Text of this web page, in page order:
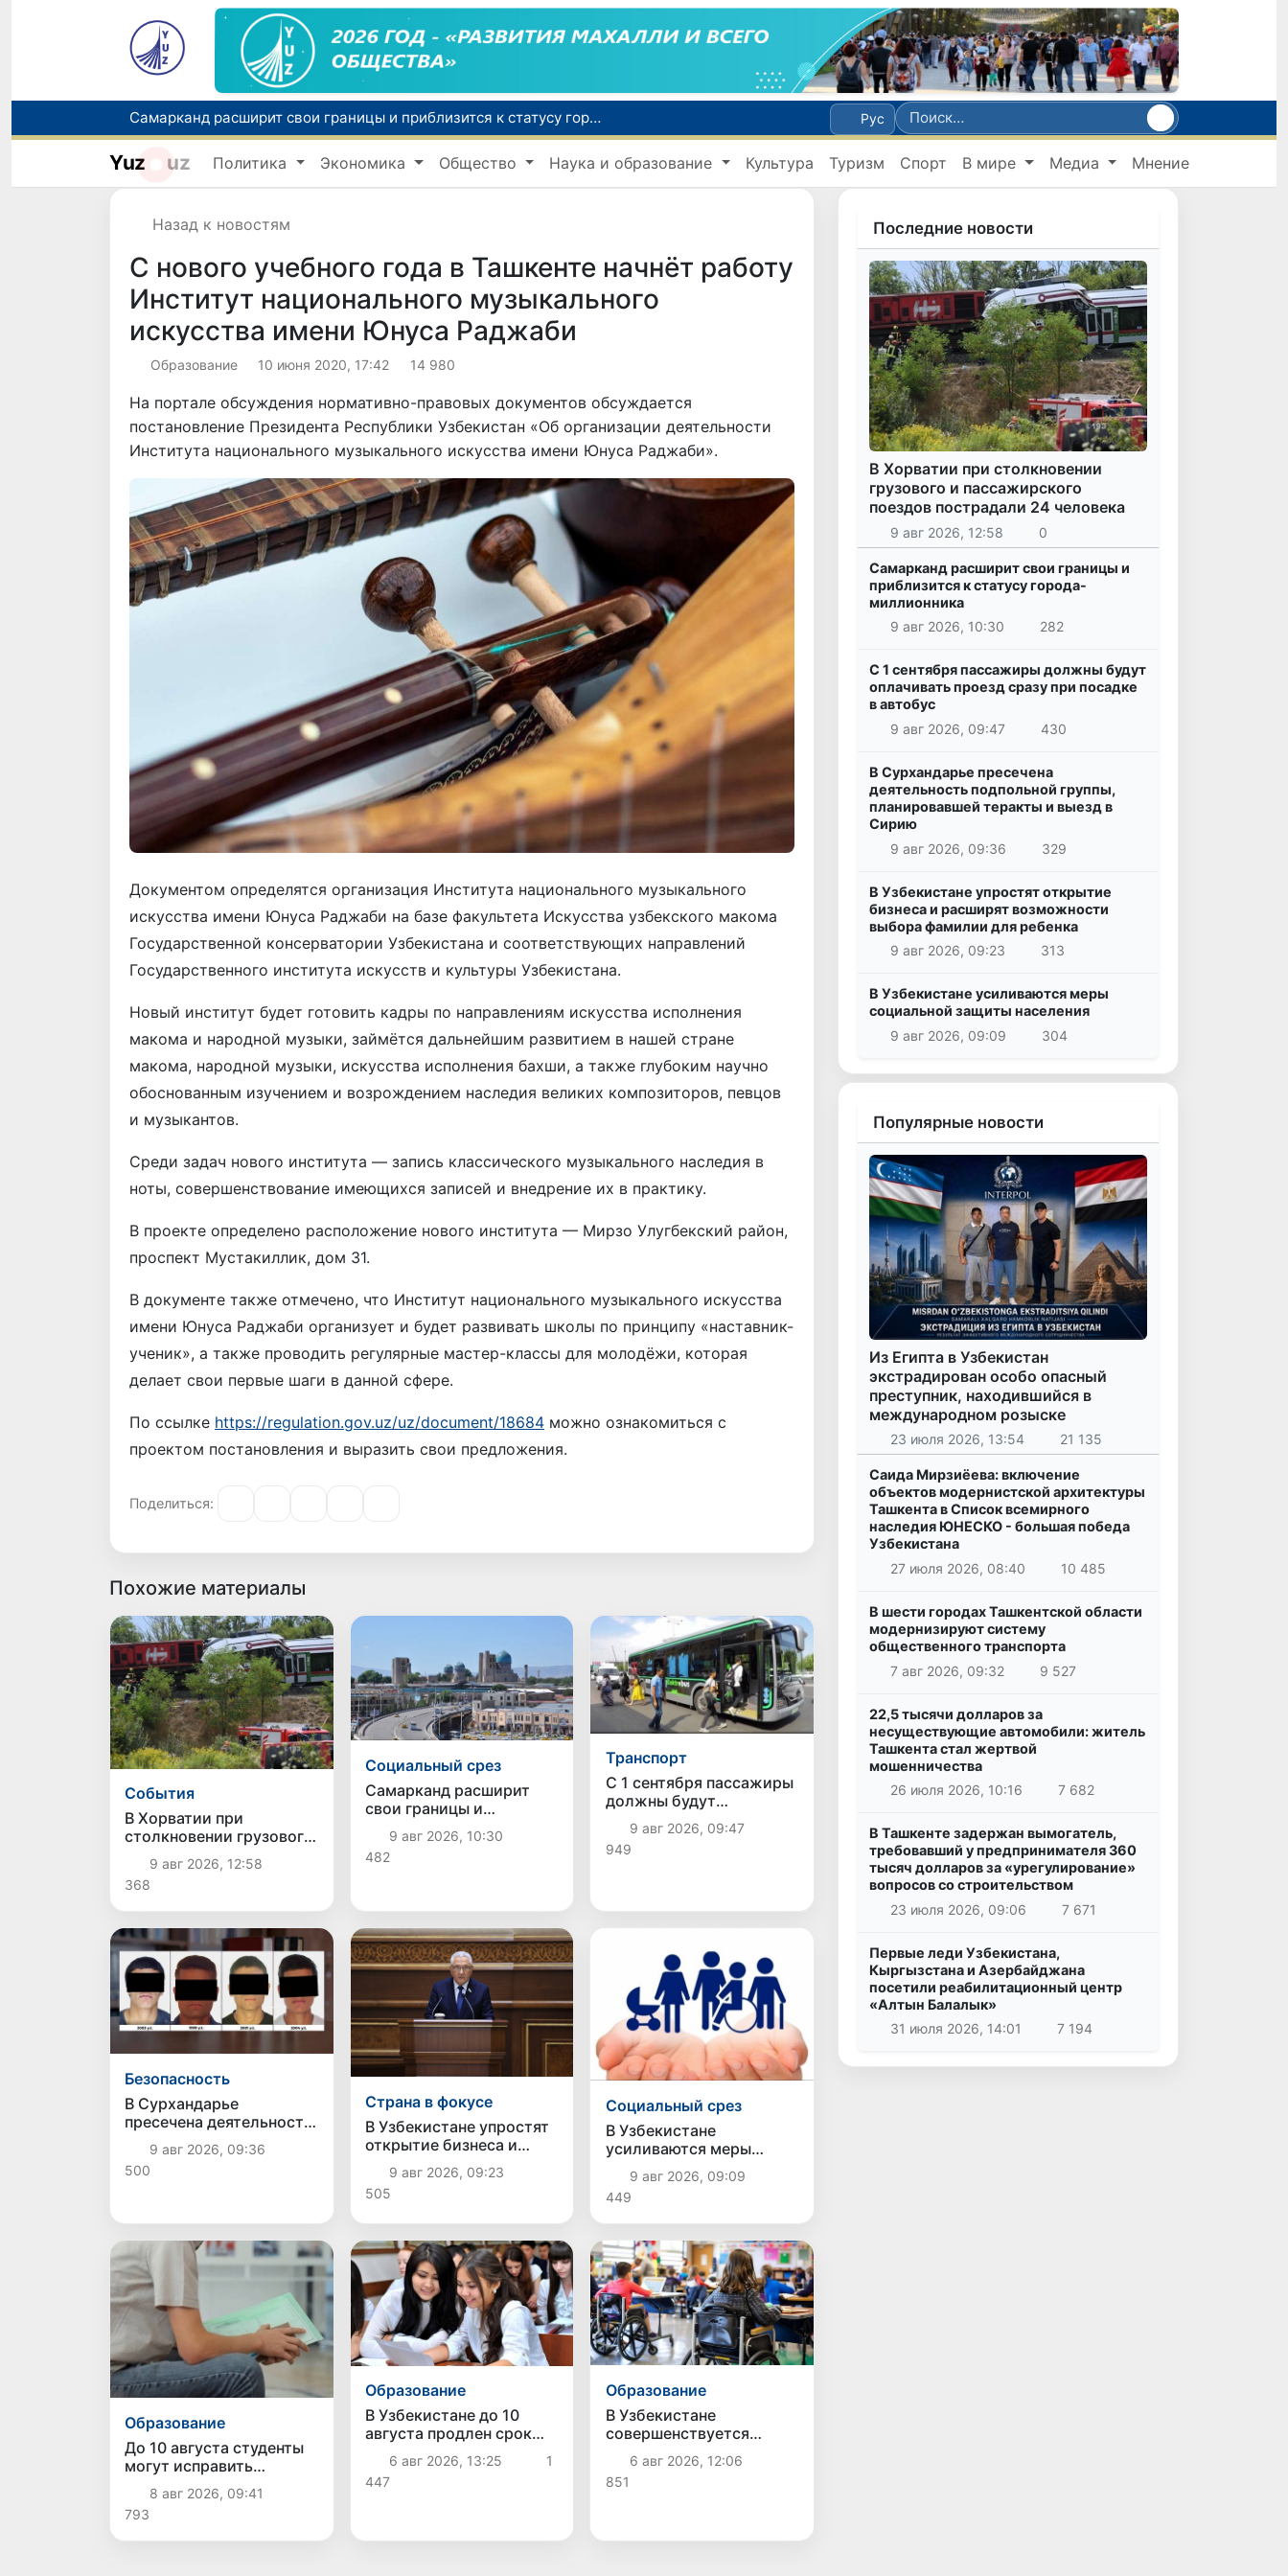
Самарканд расширит свои границы и приблизится к статусу города-миллионника
С 1 сентября пассажиры должны будут оплачивать проезд сразу при посадке в автобус
В Сурхандарье пресечена деятельность подпольной группы, планировавшей теракты и выезд в Сирию
Рус
Yuz uz Политика Экономика Общество Наука и образование Культура Туризм Спорт В мире Медиа Мнение
Назад к новостям
C нового учебного года в Ташкенте начнёт работу
Институт национального музыкального
искусства имени Юнуса Раджаби
Образование 10 июня 2020, 17:42 14 980
На портале обсуждения нормативно-правовых документов обсуждается
постановление Президента Республики Узбекистан «Об организации деятельности
Института национального музыкального искусства имени Юнуса Раджаби».
Документом определятся организация Института национального музыкального
искусства имени Юнуса Раджаби на базе факультета Искусства узбекского макома
Государственной консерватории Узбекистана и соответствующих направлений
Государственного института искусств и культуры Узбекистана.
Новый институт будет готовить кадры по направлениям искусства исполнения
макома и народной музыки, займётся дальнейшим развитием в нашей стране
макома, народной музыки, искусства исполнения бахши, а также глубоким научно
обоснованным изучением и возрождением наследия великих композиторов, певцов
и музыкантов.
Среди задач нового института — запись классического музыкального наследия в
ноты, совершенствование имеющихся записей и внедрение их в практику.
В проекте определено расположение нового института — Мирзо Улугбекский район,
проспект Мустакиллик, дом 31.
В документе также отмечено, что Институт национального музыкального искусства
имени Юнуса Раджаби организует и будет развивать школы по принципу «наставник-
ученик», а также проводить регулярные мастер-классы для молодёжи, которая
делает свои первые шаги в данной сфере.
По ссылке https://regulation.gov.uz/uz/document/18684 можно ознакомиться с
проектом постановления и выразить свои предложения.
Поделиться:
Похожие материалы
Cобытия
В Хорватии при
столкновении грузового
и пассажирского
поездов пострадали 24
человека
9 авг 2026, 12:58
368
Социальный срез
Самарканд расширит
свои границы и
приблизится к статусу
города-миллионника
9 авг 2026, 10:30
482
Транспорт
С 1 сентября пассажиры
должны будут
оплачивать проезд сразу
при посадке в автобус
9 авг 2026, 09:47
949
Безопасность
В Сурхандарье
пресечена деятельность
подпольной группы,
планировавшей теракты
и выезд в Сирию
9 авг 2026, 09:36
500
Страна в фокусе
В Узбекистане упростят
открытие бизнеса и
расширят возможности
выбора фамилии для
ребенка
9 авг 2026, 09:23
505
Социальный срез
В Узбекистане
усиливаются меры
социальной защиты
населения
9 авг 2026, 09:09
449
Образование
До 10 августа студенты
могут исправить
отклоненные заявления
на перевод в
государственные вузы
8 авг 2026, 09:41
793
Образование
В Узбекистане до 10
августа продлен срок
подачи заявлений на
перевод и
восстановление в
6 авг 2026, 13:25
1
447
Образование
В Узбекистане
совершенствуется
система инклюзивного
образования для детей с
особыми
6 авг 2026, 12:06
851
Последние новости
В Хорватии при столкновении
грузового и пассажирского
поездов пострадали 24 человека
9 авг 2026, 12:58 0
Самарканд расширит свои границы и
приблизится к статусу города-
миллионника
9 авг 2026, 10:30
282
С 1 сентября пассажиры должны будут
оплачивать проезд сразу при посадке
в автобус
9 авг 2026, 09:47
430
В Сурхандарье пресечена
деятельность подпольной группы,
планировавшей теракты и выезд в
Сирию
9 авг 2026, 09:36
329
В Узбекистане упростят открытие
бизнеса и расширят возможности
выбора фамилии для ребенка
9 авг 2026, 09:23
313
В Узбекистане усиливаются меры
социальной защиты населения
9 авг 2026, 09:09
304
Популярные новости
Из Египта в Узбекистан
экстрадирован особо опасный
преступник, находившийся в
международном розыске
23 июля 2026, 13:54 21 135
Саида Мирзиёева: включение
объектов модернистской архитектуры
Ташкента в Список всемирного
наследия ЮНЕСКО - большая победа
Узбекистана
27 июля 2026, 08:40
10 485
В шести городах Ташкентской области
модернизируют систему
общественного транспорта
7 авг 2026, 09:32
9 527
22,5 тысячи долларов за
несуществующие автомобили: житель
Ташкента стал жертвой
мошенничества
26 июля 2026, 10:16
7 682
В Ташкенте задержан вымогатель,
требовавший у предпринимателя 360
тысяч долларов за «урегулирование»
вопросов со строительством
23 июля 2026, 09:06
7 671
Первые леди Узбекистана,
Кыргызстана и Азербайджана
посетили реабилитационный центр
«Алтын Балалык»
31 июля 2026, 14:01
7 194